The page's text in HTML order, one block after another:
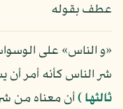
عطف بقوله
«و الناس» على
شر الناس كأنه أمر
ثالثها )أن معناه من